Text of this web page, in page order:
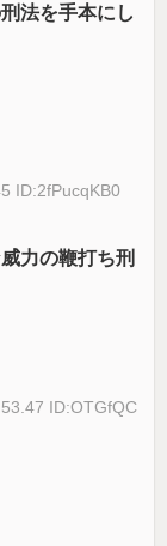
法を手本にし
ID:2fPucqKB0
力の鞭打ち刑
ID:OTGfQC